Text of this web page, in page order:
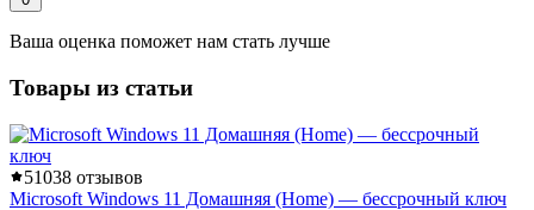
Ваша оценка поможет нам стать лучше
Товары из статьи
51038 отзывов
Microsoft Windows 11 Домашняя (Home) — бессрочный ключ